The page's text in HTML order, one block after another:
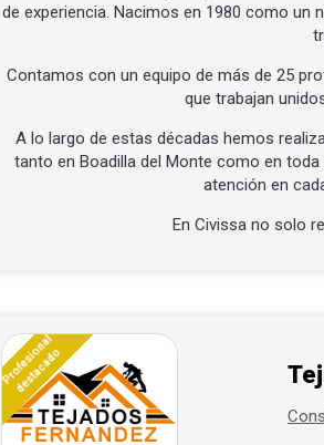
de experiencia. Nacimos en 1980 como un
Contamos con un equipo de más de 25
que trabajan
A lo largo de estas décadas hemos
tanto en Boadilla del Monte como en
atención en
En Civissa no solo
Profesional
destacado